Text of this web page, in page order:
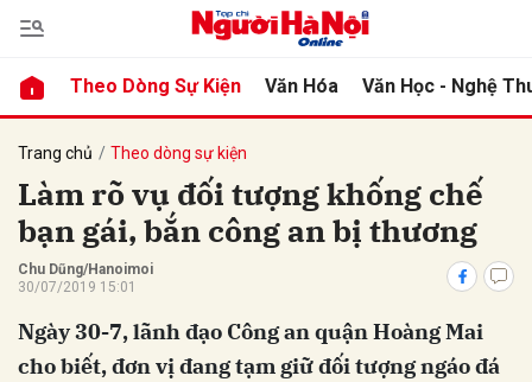
Theo Dòng Sự Kiện Văn Hóa Văn Học - Nghệ
Trang chủ Theo dòng sự kiện
Làm rõ vụ đối tượng khống chế
bạn gái, bắn công an bị thương
Chu Dũng/Hanoimoi
30/07/2019 15:01
Ngày 30-7, lãnh đạo Công an quận Hoàng Mai
cho biết, đơn vị đang tạm giữ đối tượng ngáo đá
luận